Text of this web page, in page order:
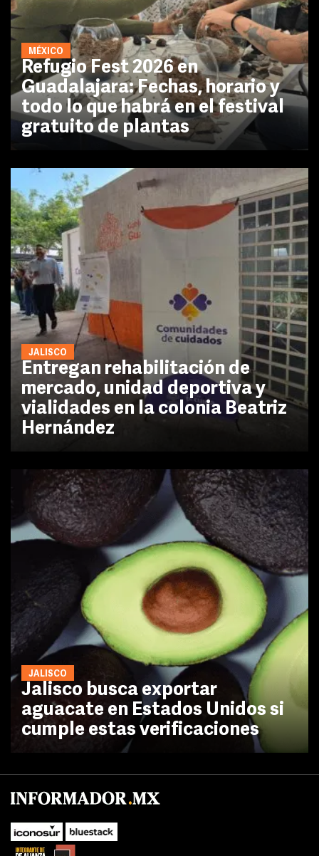
MÉXICO
Refugio Fest 2026 en
Guadalajara: Fechas, horario y
todo lo que habrá en el festival
gratuito de plantas
JALISCO
Entregan rehabilitación de
mercado, unidad deportiva y
vialidades en la colonia Beatriz
Hernández
JALISCO
Jalisco busca exportar
aguacate en Estados Unidos si
cumple estas verificaciones